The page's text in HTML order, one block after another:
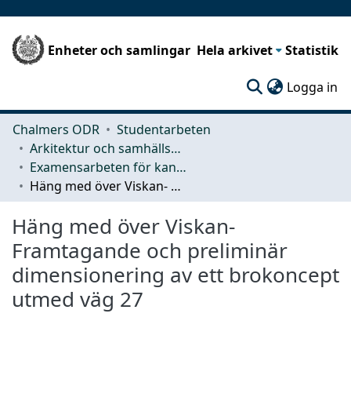
Enheter och samlingar Hela arkivet Statistik
Logga in
Chalmers ODR
Studentarbeten
Arkitektur och samhällsbyggnadsteknik (ACE)
Examensarbeten för kandidatexamen
Häng med över Viskan- Framtagande och preliminär dimensionering av ett brokoncept utmed väg 27
Häng med över Viskan-
Framtagande och preliminär
dimensionering av ett brokoncept
utmed väg 27